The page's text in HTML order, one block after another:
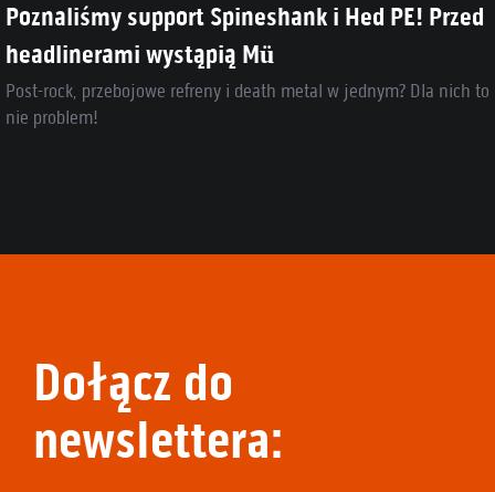
Poznaliśmy support Spineshank i Hed PE! Przed
headlinerami wystąpią Mü
Post-rock, przebojowe refreny i death metal w jednym? Dla nich to
nie problem!
Dołącz do
newslettera: